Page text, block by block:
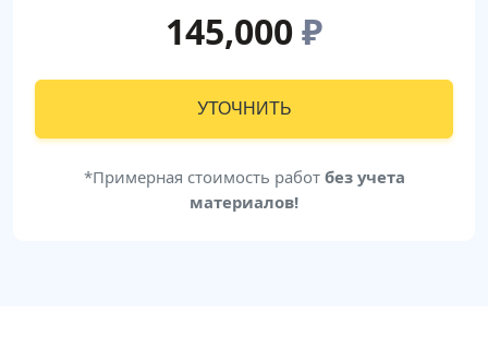
145,000₽
УТОЧНИТЬ
*Примерная стоимость работ без учета
материалов!